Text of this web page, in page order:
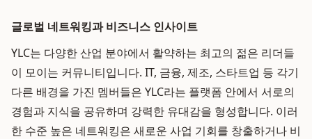
글로벌 네트워킹과 비즈니스 인사이트
YLC는 다양한 산업 분야에서 활약하는 최고의 젊은 리더들
이 모이는 커뮤니티입니다. IT, 금융, 제조, 스타트업 등 각기
다른 배경을 가진 멤버들은 YLC라는 플랫폼 안에서 서로의
경험과 지식을 공유하며 강력한 유대감을 형성합니다. 이러
한 수준 높은 네트워킹은 새로운 사업 기회를 창출하거나 비